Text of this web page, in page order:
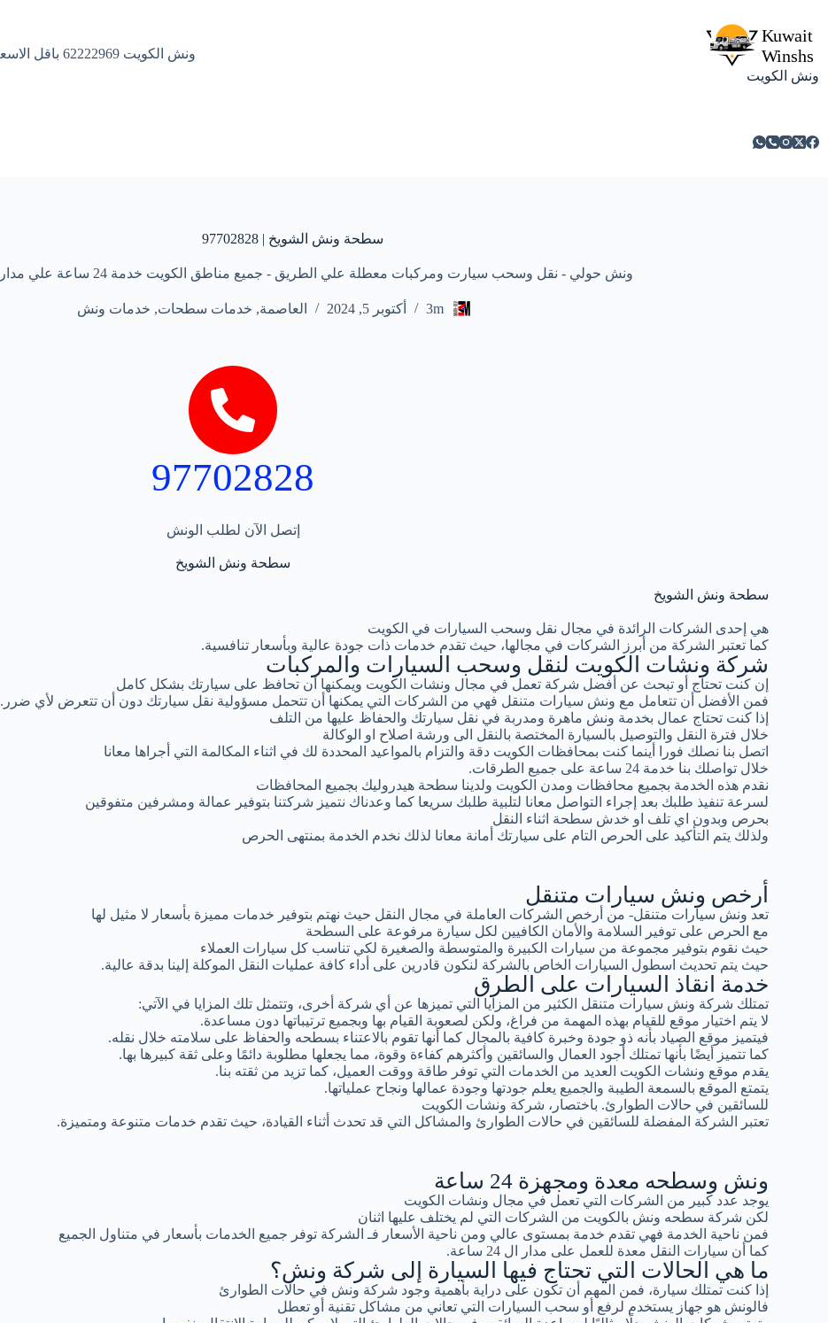
ونش الكويت
ونش الكويت 62222969 باقل الاسعار
سطحة ونش الشويخ | 97702828
ونش حولي - نقل وسحب سيارت ومركبات معطلة علي الطريق - جميع مناطق الكويت خدمة 24 ساعة علي مدار الأسبوع
3m أكتوبر 5, 2024 العاصمة, خدمات سطحات, خدمات ونش
97702828
إتصل الآن لطلب الونش
سطحة ونش الشويخ
سطحة ونش الشويخ
هي إحدى الشركات الرائدة في مجال نقل وسحب السيارات في الكويت
كما تعتبر الشركة من أبرز الشركات في مجالها، حيث تقدم خدمات ذات جودة عالية وبأسعار تنافسية.
شركة ونشات الكويت لنقل وسحب السيارات والمركبات
إن كنت تحتاج أو تبحث عن أفضل شركة تعمل في مجال ونشات الكويت ويمكنها أن تحافظ على سيارتك بشكل كامل
فمن الأفضل أن تتعامل مع ونش سيارات متنقل فهي من الشركات التي يمكنها أن تتحمل مسؤولية نقل سيارتك دون أن تتعرض لأي ضرر.
إذا كنت تحتاج عمال بخدمة ونش ماهرة ومدربة في نقل سيارتك والحفاظ عليها من التلف
خلال فترة النقل والتوصيل بالسيارة المختصة بالنقل الى ورشة اصلاح او الوكالة
اتصل بنا نصلك فورا أينما كنت بمحافظات الكويت دقة والتزام بالمواعيد المحددة لك في اثناء المكالمة التي أجراها معانا
خلال تواصلك بنا خدمة 24 ساعة على جميع الطرقات.
نقدم هذه الخدمة بجميع محافظات ومدن الكويت ولدينا سطحة هيدروليك بجميع المحافظات
لسرعة تنفيذ طلبك بعد إجراء التواصل معانا لتلبية طلبك سريعا كما وعدناك نتميز شركتنا بتوفير عمالة ومشرفين متفوقين
بحرص وبدون اي تلف او خدش سطحة اثناء النقل
ولذلك يتم التأكيد على الحرص التام على سيارتك أمانة معانا لذلك نخدم الخدمة بمنتهى الحرص
أرخص ونش سيارات متنقل
تعد ونش سيارات متنقل- من أرخص الشركات العاملة في مجال النقل حيث نهتم بتوفير خدمات مميزة بأسعار لا مثيل لها
مع الحرص على توفير السلامة والأمان الكافيين لكل سيارة مرفوعة على السطحة
حيث نقوم بتوفير مجموعة من سيارات الكبيرة والمتوسطة والصغيرة لكي تناسب كل سيارات العملاء
حيث يتم تحديث اسطول السيارات الخاص بالشركة لنكون قادرين على أداء كافة عمليات النقل الموكلة إلينا بدقة عالية.
خدمة انقاذ السيارات على الطرق
تمتلك شركة ونش سيارات متنقل الكثير من المزايا التي تميزها عن أي شركة أخرى، وتتمثل تلك المزايا في الآتي:
لا يتم اختيار موقع للقيام بهذه المهمة من فراغ، ولكن لصعوبة القيام بها وبجميع ترتيباتها دون مساعدة.
فيتميز موقع الصياد بأنه ذو جودة وخبرة كافية بالمجال كما أنها تقوم بالاعتناء بسطحه والحفاظ على سلامته خلال نقله.
كما تتميز أيضًا بأنها تمتلك أجود العمال والسائقين وأكثرهم كفاءة وقوة، مما يجعلها مطلوبة دائمًا وعلى ثقة كبيرها بها.
يقدم موقع ونشات الكويت العديد من الخدمات التي توفر طاقة ووقت العميل، كما تزيد من ثقته بنا.
يتمتع الموقع بالسمعة الطيبة والجميع يعلم جودتها وجودة عمالها ونجاح عملياتها.
للسائقين في حالات الطوارئ. باختصار، شركة ونشات الكويت
تعتبر الشركة المفضلة للسائقين في حالات الطوارئ والمشاكل التي قد تحدث أثناء القيادة، حيث تقدم خدمات متنوعة ومتميزة.
ونش وسطحه معدة ومجهزة 24 ساعة
يوجد عدد كبير من الشركات التي تعمل في مجال ونشات الكويت
لكن شركة سطحه ونش بالكويت من الشركات التي لم يختلف عليها اثنان
فمن ناحية الخدمة فهي تقدم خدمة بمستوى عالي ومن ناحية الأسعار فـ الشركة توفر جميع الخدمات بأسعار في متناول الجميع
كما أن سيارات النقل معدة للعمل على مدار ال 24 ساعة.
ما هي الحالات التي تحتاج فيها السيارة إلى شركة ونش؟
إذا كنت تمتلك سيارة، فمن المهم أن تكون على دراية بأهمية وجود شركة ونش في حالات الطوارئ
فالونش هو جهاز يستخدم لرفع أو سحب السيارات التي تعاني من مشاكل تقنية أو تعطل